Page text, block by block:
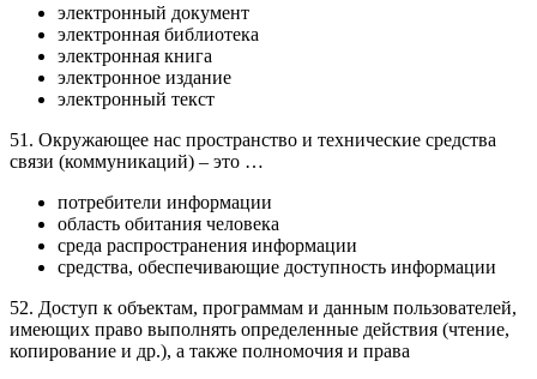
электронный документ
электронная библиотека
электронная книга
электронное издание
электронный текст
51. Окружающее нас пространство и технические средства
связи (коммуникаций) – это …
потребители информации
область обитания человека
среда распространения информации
средства, обеспечивающие доступность информации
52. Доступ к объектам, программам и данным пользователей,
имеющих право выполнять определенные действия (чтение,
копирование и др.), а также полномочия и права